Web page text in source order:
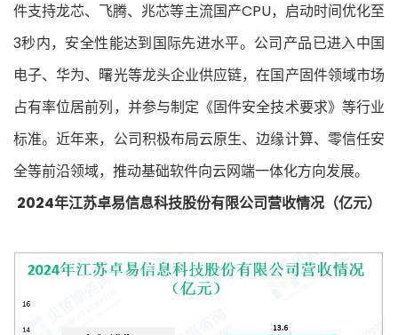
件支持龙芯、飞腾、兆芯等主流国产CPU，启动时间优化至
3秒内，安全性能达到国际先进水平。公司产品已进入中国
电子、华为、曙光等龙头企业供应链，在国产固件领域市场
占有率位居前列，并参与制定《固件安全技术要求》等行业
标准。近年来，公司积极布局云原生、边缘计算、零信任安
全等前沿领域，推动基础软件向云网端一体化方向发展。
2024年江苏卓易信息科技股份有限公司营收情况（亿元）